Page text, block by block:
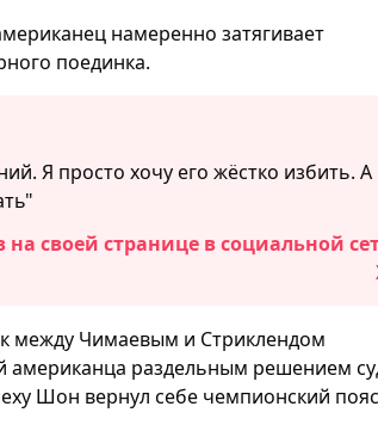
намеренно затягивает
поединка.
Я просто хочу его жёстко избить. А
своей странице в социальной
между Чимаевым и Стриклендом
американца раздельным решением
Шон вернул себе чемпионский